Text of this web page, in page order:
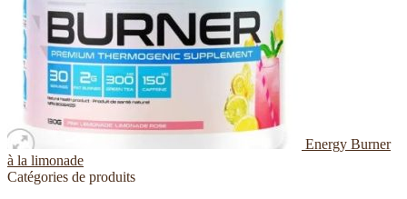
Energy Burner
à la limonade
Catégories de produits